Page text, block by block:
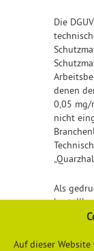
Auf dieser
Die
denen
0,05 mg/
nicht
Als